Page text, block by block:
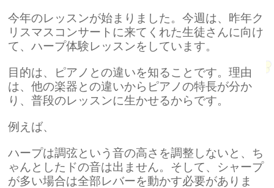
今年のレッスンが始まりました。今週は、昨年ク
リスマスコンサートに来てくれた生徒さんに向け
て、ハープ体験レッスンをしています。
目的は、ピアノとの違いを知ることです。理由
は、他の楽器との違いからピアノの特長が分か
り、普段のレッスンに生かせるからです。
例えば、
ハープは調弦という音の高さを調整しないと、ち
ゃんとしたドの音は出ません。 そして、シャープ
が多い場合は全部レバーを動かす必要がありま